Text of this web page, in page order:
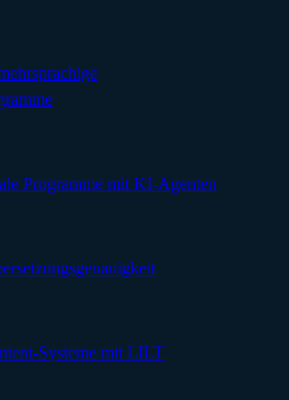
Programme mit KI-Agenten
Systeme mit LILT